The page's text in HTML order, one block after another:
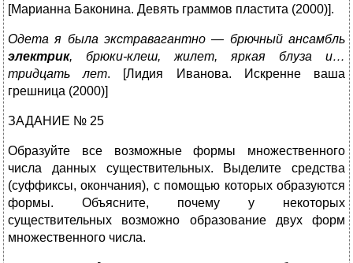
[Марианна Баконина. Девять граммов пластита (2000)].
Одета я была экстравагантно ― брючный ансамбль
электрик, брюки-клеш, жилет, яркая блуза и…
тридцать лет. [Лидия Иванова. Искренне ваша
грешница (2000)]
ЗАДАНИЕ № 25
Образуйте все возможные формы множественного
числа данных существительных. Выделите средства
(суффиксы, окончания), с помощью которых образуются
формы. Объясните, почему у некоторых
существительных возможно образование двух форм
множественного числа.